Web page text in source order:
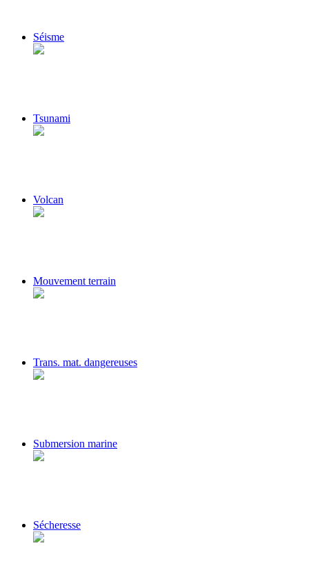
Séisme
Tsunami
Volcan
Mouvement terrain
Trans. mat. dangereuses
Submersion marine
Sécheresse